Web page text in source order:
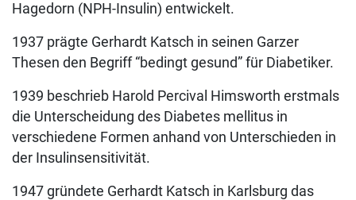
Hagedorn (NPH-Insulin) entwickelt.
1937 prägte Gerhardt Katsch in seinen Garzer
Thesen den Begriff “bedingt gesund” für Diabetiker.
1939 beschrieb Harold Percival Himsworth erstmals
die Unterscheidung des Diabetes mellitus in
verschiedene Formen anhand von Unterschieden in
der Insulinsensitivität.
1947 gründete Gerhardt Katsch in Karlsburg das